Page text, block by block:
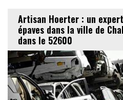
Artisan Hoerter : un
épaves dans la ville de
dans le 52600